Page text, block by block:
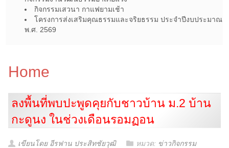
กิจกรรมเสวนา กาแฟยามเช้า
โครงการส่งเสริมคุณธรรมและจริยธรรม ประจำปีงบประมาณ
พ.ศ. 2569
Home
ลงพื้นที่พบปะพูดคุยกับชาวบ้าน ม.2 บ้าน
กะดูนง ในช่วงเดือนรอมฏอน
เขียนโดย อีรฟาน ประสิทชัยวุฒิ หมวด: ข่าวกิจกรรม